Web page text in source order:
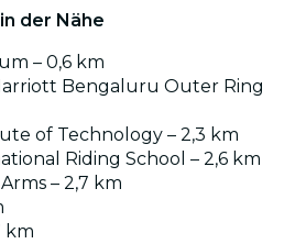
der Nähe
– 0,6 km
Bengaluru Outer Ring
of Technology – 2,3 km
Riding School – 2,6 km
– 2,7 km
km